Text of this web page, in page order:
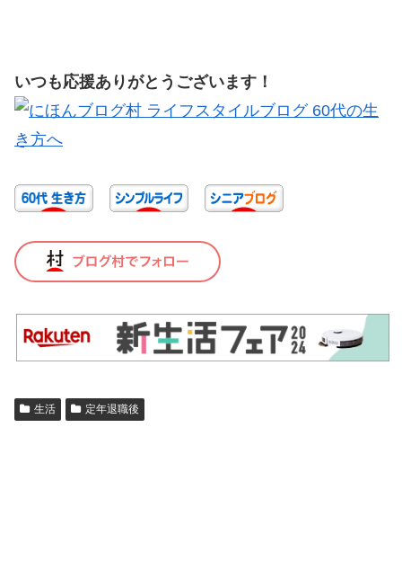
いつも応援ありがとうございます！
生活 定年退職後